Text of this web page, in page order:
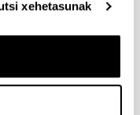
xehetasunak
zure